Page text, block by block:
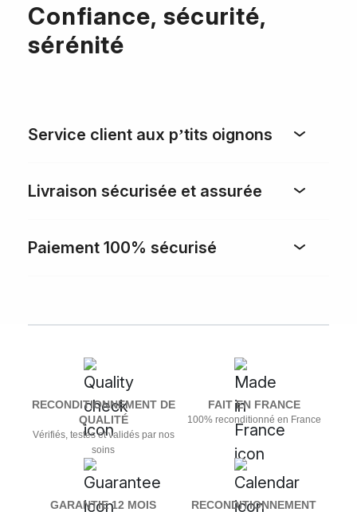
Confiance, sécurité,
sérénité
Service client aux p’tits oignons
Livraison sécurisée et assurée
Paiement 100% sécurisé
RECONDITIONNEMENT DE
QUALITÉ
Vérifiés, testés et validés par nos
soins
FAIT EN FRANCE
100% reconditionné en France
GARANTIE 12 MOIS
RECONDITIONNEMENT